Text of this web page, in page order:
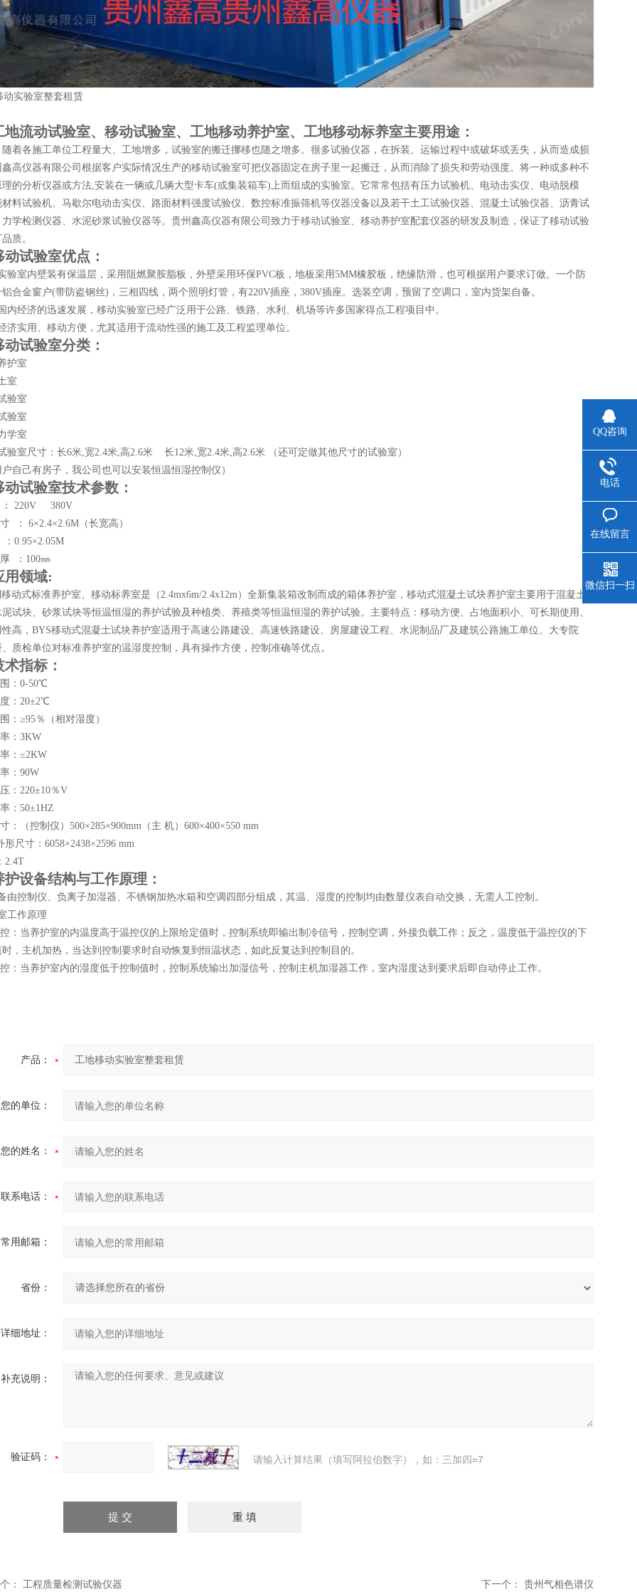
地流动试验室、移动试验室、工地移动养护室、工地移动标养室主要用途：
着各施工单位工程量大、工地增多，试验室的搬迁挪移也随之增多。很多试验仪器，在拆装、运输过程中或破坏或丢失，从而造成损
高仪器有限公司根据客户实际情况生产的移动试验室可把仪器固定在房子里一起搬迁，从而消除了损失和劳动强度。将一种或多种不
的分析仪器或方法,安装在一辆或几辆大型卡车(或集装箱车)上而组成的实验室。它常常包括有压力试验机、电动击实仪、电动脱模
料试验机、马歇尔电动击实仪、路面材料强度试验仪、数控标准振筛机等仪器没备以及若干土工试验仪器、混凝土试验仪器、沥青试
学检测仪器、水泥砂浆试验仪器等。贵州鑫高仪器有限公司致力于移动试验室、移动养护室配套仪器的研发及制造，保证了移动试验
质。
试验室优点：
验室内壁装有保温层，采用阻燃聚胺脂板，外壁采用环保PVC板，地板采用5MM橡胶板，绝缘防滑，也可根据用户要求订做。一个防
合金窗户(带防盗钢丝)，三相四线，两个照明灯管，有220V插座，380V插座。选装空调，预留了空调口，室内货架自备。
内经济的迅速发展，移动实验室已经广泛用于公路、铁路、水利、机场等许多国家得点工程项目中。
济实用、移动方便，尤其适用于流动性强的施工及工程监理单位。
试验室分类：
护室
室
验室
验室
学室
验室尺寸：长6米,宽2.4米,高2.6米 长12米,宽2.4米,高2.6米 （还可定做其他尺寸的试验室）
自己有房子，我公司也可以安装恒温恒湿控制仪）
动试验室技术参数：
220V 380V
： 6×2.4×2.6M（长宽高）
0.95×2.05M
：100㎜
用领域:
动式标准养护室、移动标养室是（2.4mx6m/2.4x12m）全新集装箱改制而成的箱体养护室，移动式混凝土试块养护室主要用于混凝土
试块、砂浆试块等恒温恒湿的养护试验及种植类、养殖类等恒温恒湿的养护试验。主要特点：移动方便、占地面积小、可长期使用、
高，BYS移动式混凝土试块养护室适用于高速公路建设、高速铁路建设、房屋建设工程、水泥制品厂及建筑公路施工单位、大专院
质检单位对标准养护室的温湿度控制，具有操作方便，控制准确等优点。
指标：
：0-50℃
：20±2℃
：≥95％（相对湿度）
：3KW
：≤2KW
：90W
：220±10％V
：50±1HZ
：（控制仪）500×285×900mm（主 机）600×400×550 mm
形尺寸：6058×2438×2596 mm
2.4T
护设备结构与工作原理：
由控制仪、负离子加湿器、不锈钢加热水箱和空调四部分组成，其温、湿度的控制均由数显仪表自动交换，无需人工控制。
工作原理
：当养护室的内温度高于温控仪的上限给定值时，控制系统即输出制冷信号，控制空调，外接负载工作；反之，温度低于温控仪的下
，主机加热，当达到控制要求时自动恢复到恒温状态，如此反复达到控制目的。
：当养护室内的湿度低于控制值时，控制系统输出加湿信号，控制主机加湿器工作，室内湿度达到要求后即自动停止工作。
产品：
您的单位：
您的姓名：
联系电话：
常用邮箱：
省份：
详细地址：
补充说明：
验证码： 请输入计算结果（填写阿拉伯数字），如：三加四=7
： 工程质量检测试验仪器 下一个： 贵州气相色谱仪
QQ咨询
电话
在线留言
微信扫一扫